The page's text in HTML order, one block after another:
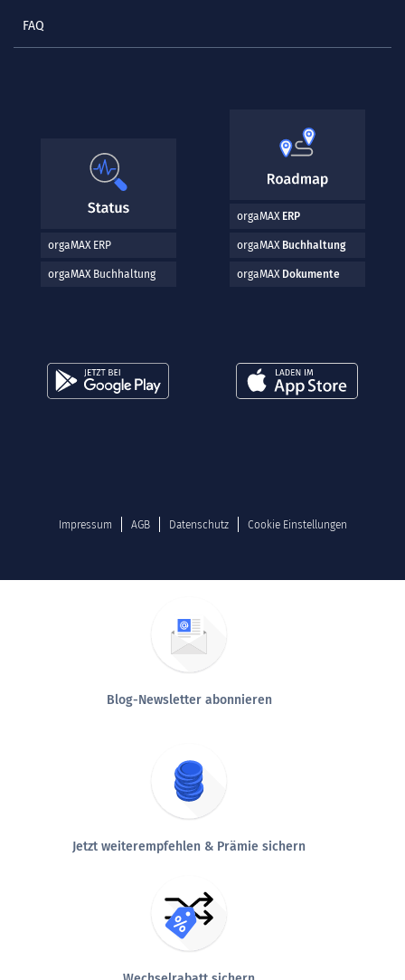
FAQ
orgaMAX ERP
orgaMAX Buchhaltung
orgaMAX ERP
orgaMAX Buchhaltung
orgaMAX Dokumente
Impressum AGB Datenschutz Cookie Einstellungen
Blog-Newsletter abonnieren
Jetzt weiterempfehlen & Prämie sichern